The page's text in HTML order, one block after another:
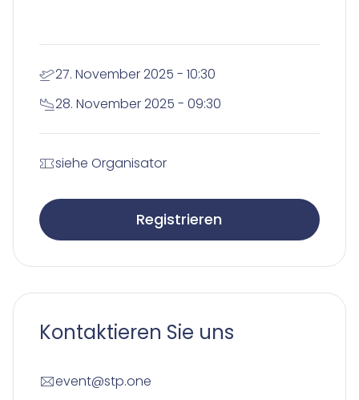
27. November 2025 - 10:30
28. November 2025 - 09:30
siehe Organisator
Registrieren
Kontaktieren Sie uns
event@stp.one